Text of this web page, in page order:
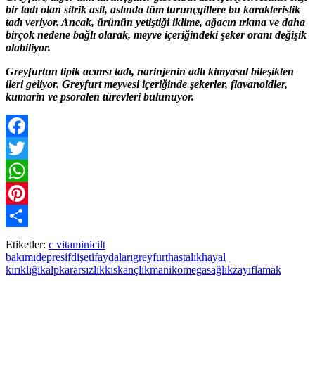
bir tadı olan sitrik asit, aslında tüm turunçgillere bu karakteristik
tadı veriyor. Ancak, ürünün yetiştiği iklime, ağacın ırkına ve daha
birçok nedene bağlı olarak, meyve içeriğindeki şeker oranı değişik
olabiliyor.
Greyfurtun tipik acımsı tadı, narinjenin adlı kimyasal bileşikten
ileri geliyor. Greyfurt meyvesi içeriğinde şekerler, flavanoidler,
kumarin ve psoralen türevleri bulunuyor.
Facebook
Twitter
WhatsApp
Pinterest
Paylaş
Etiketler: c vitaminicilt
bakımıdepresifdişetifaydalarıgreyfurthastalıkhayal
kırıklığıkalpkararsızlıkkıskançlıkmanikomegasağlıkzayıflamak